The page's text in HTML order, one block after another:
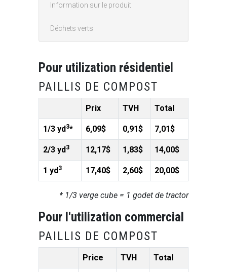
Pour utilization résidentiel
PAILLIS DE COMPOST
Prix TVH Total
1/3 yd 3* 6,09$ 0,91$ 7,01$
2/3 yd 3 12,17$ 1,83$ 14,00$
1 yd 3 17,40$ 2,60$ 20,00$
* 1/3 verge cube = 1 godet de tractor
Pour l'utilization commercial
PAILLIS DE COMPOST
Price TVH Total
Information sur le produit
Déchets verts